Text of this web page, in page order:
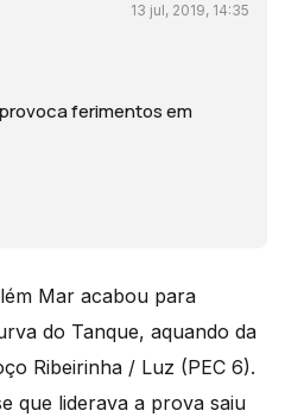
13 jul, 2019, 14:35
ferimentos em
Mar acabou para
do Tanque, aquando da
Ribeirinha / Luz (PEC 6).
que liderava a prova saiu